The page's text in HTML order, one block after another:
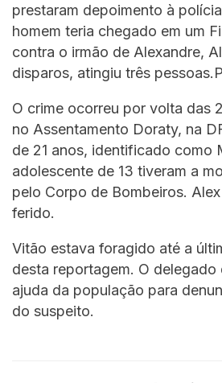
prestaram depoimento à
homem teria chegado em um
contra o irmão de Alexandre,
disparos, atingiu três
O crime ocorreu por volta das
no Assentamento Doraty, na
de 21 anos, identificado como
adolescente de 13 tiveram a
pelo Corpo de Bombeiros.
ferido.
Vitão estava foragido até a
desta reportagem. O delegado
ajuda da população para
do suspeito.